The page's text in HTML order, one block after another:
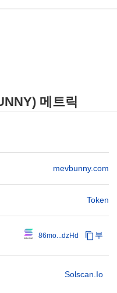
메트릭
mevbunny.com
Token
86mo...dzHd 부
Solscan.io
은 실시간 데이터를 활용하
아니라 기존 암호화폐에 비
할 수 있나요?
서 자동화된 거래 전략을 통
며, 사용자가 시장 비효율성
하여 프로토콜의 미래 개발
성화되어 있거나 관련